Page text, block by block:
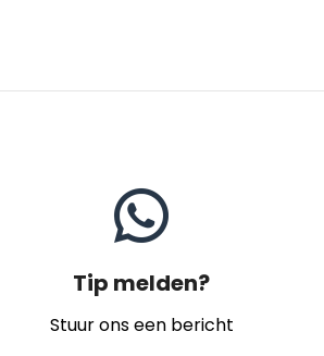
Tip melden?
Stuur ons een bericht